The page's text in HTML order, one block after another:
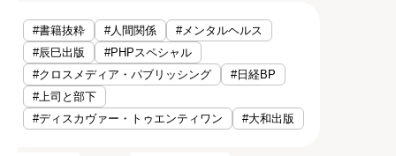
#書籍抜粋 #人間関係
#メンタルヘルス
#辰巳出版
#PHPスペシャル
#クロスメディア・パブリッシング
#日経BP
#上司と部下
#ディスカヴァー・トゥエンティワン
#大和出版